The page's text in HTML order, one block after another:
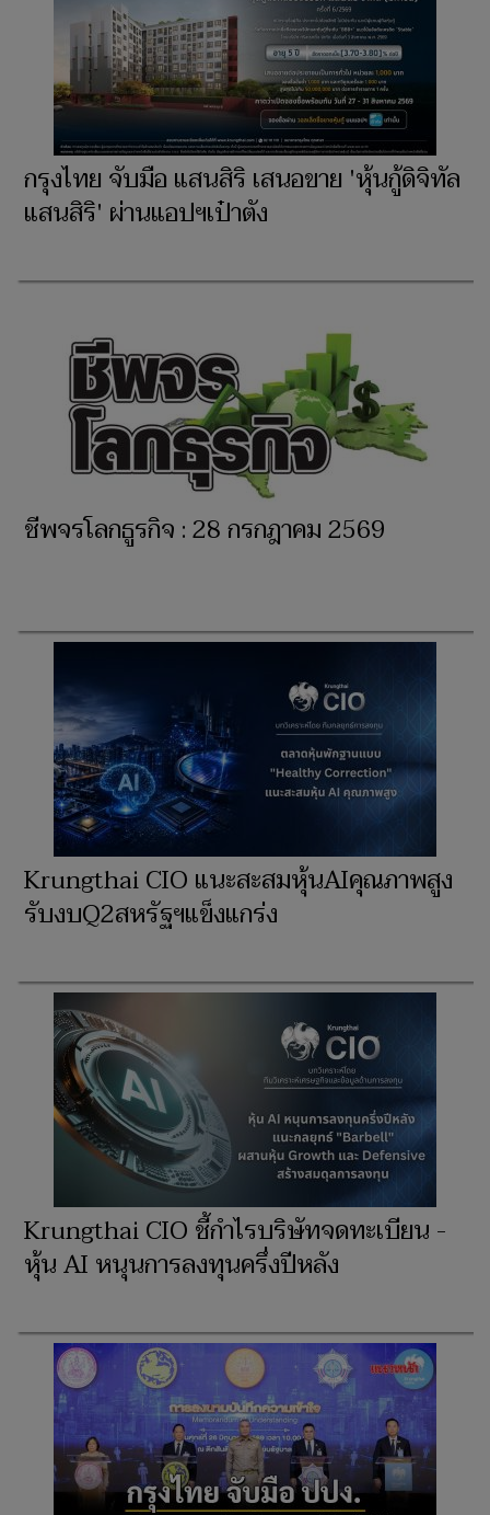
กรุงไทย จับมือ แสนสิริ เสนอขาย 'หุ้นกู้ดิจิทัล
แสนสิริ' ผ่านแอปฯเป๋าตัง
ชีพจรโลกธูรกิจ : 28 กรกฎาคม 2569
Krungthai CIO แนะสะสมหุ้นAIคุณภาพสูง
รับงบQ2สหรัฐฯแข็งแกร่ง
Krungthai CIO ชี้กำไรบริษัทจดทะเบียน -
หุ้น AI หนุนการลงทุนครึ่งปีหลัง